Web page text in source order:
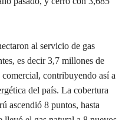
al servicio de gas
es decir 3,7 millones de
contribuyendo así a
del país. La cobertura
ascendió 8 puntos, hasta